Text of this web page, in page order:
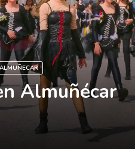
Almuñécar